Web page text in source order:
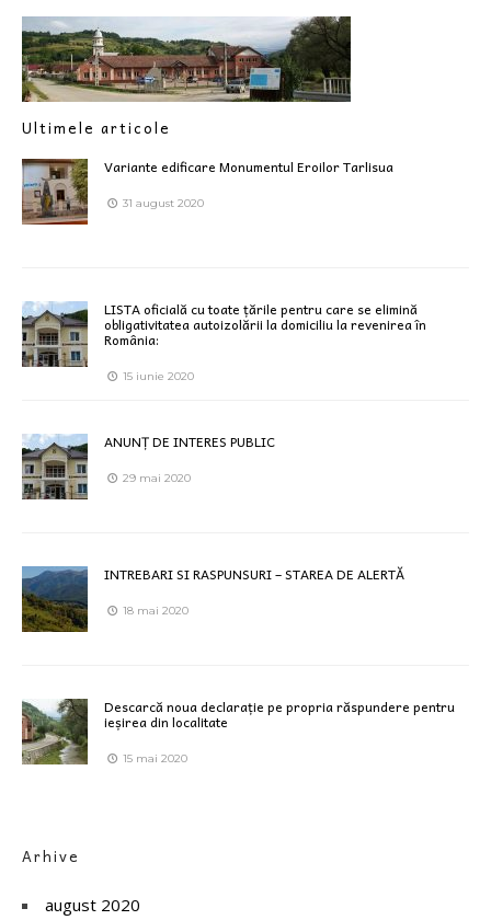
Ultimele articole
Variante edificare Monumentul Eroilor Tarlisua
31 august 2020
LISTA oficială cu toate țările pentru care se elimină
obligativitatea autoizolării la domiciliu la revenirea în
România:
15 iunie 2020
ANUNȚ DE INTERES PUBLIC
29 mai 2020
INTREBARI SI RASPUNSURI – STAREA DE ALERTĂ
18 mai 2020
Descarcă noua declarație pe propria răspundere pentru
ieșirea din localitate
15 mai 2020
Arhive
august 2020